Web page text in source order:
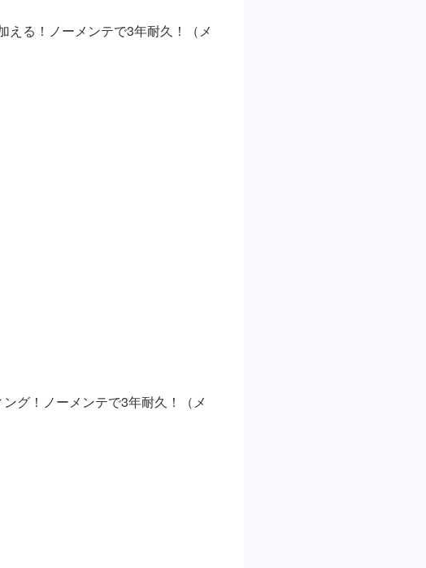
る！ノーメンテで3年耐久！（メ
グ！ノーメンテで3年耐久！（メ